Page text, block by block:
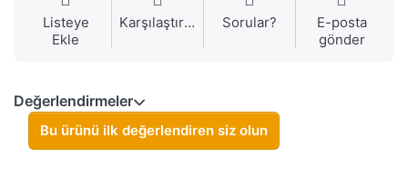
Listeye
Ekle
Karşılaştırma Sorular?
E-posta
gönder
Değerlendirmeler
Bu ürünü ilk değerlendiren siz olun